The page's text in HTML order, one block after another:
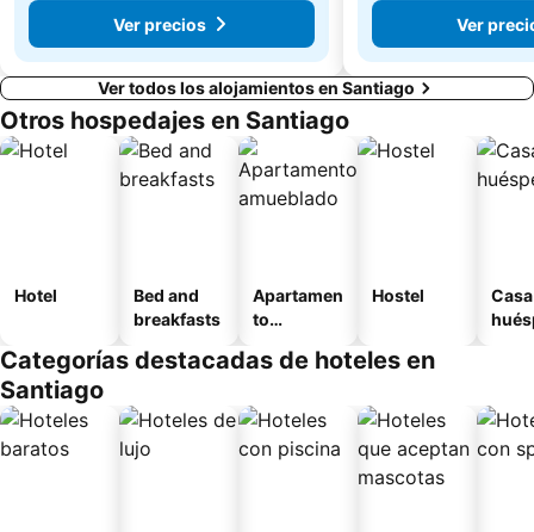
Ver precios
Ver
Ver todos los alojamientos en Santiago
Otros hospedajes en Santiago
Hotel
Bed and
breakfasts
Apartamen
to
o
Hostel
Categorías destacadas de hoteles en
Santiago